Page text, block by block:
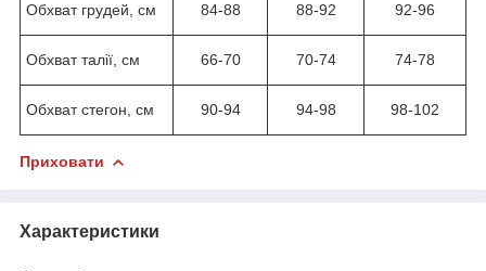
Обхват грудей, см 84-88 88-92 92-96
Обхват талії, см 66-70 70-74 74-78
Обхват стегон, см 90-94 94-98 98-102
Приховати
Характеристики